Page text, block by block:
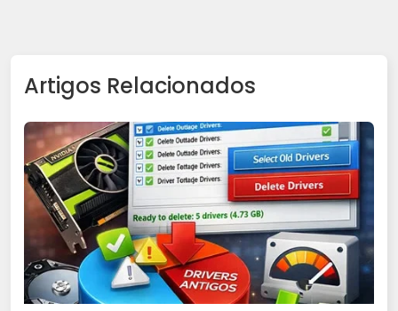
Artigos Relacionados